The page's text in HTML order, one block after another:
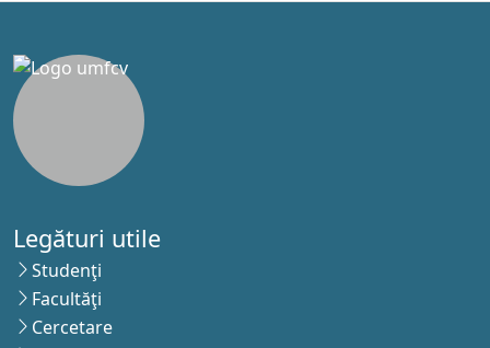
Legături utile
Studenţi
Facultăţi
Cercetare